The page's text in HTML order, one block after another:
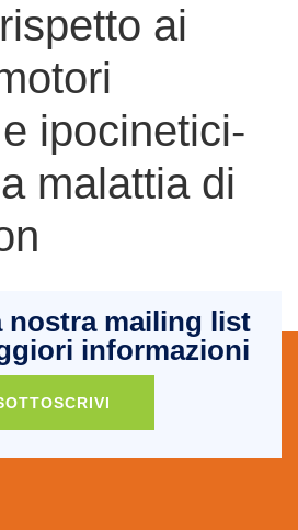
ai
ipocinetici-
malattia di
nostra mailing list
informazioni